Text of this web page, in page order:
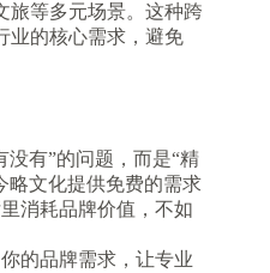
旅等多元场景。这种跨
业的核心需求，避免
没有”的问题，而是“精
略文化提供免费的需求
消耗品牌价值，不如
的品牌需求，让专业